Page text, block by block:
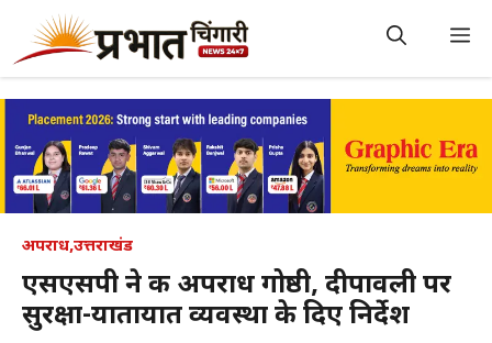
content
अपराध,उत्तराखंड
एसएसपी ने की अपराध गोष्ठी, दीपावली पर
सुरक्षा-यातायात व्यवस्था के दिए निर्देश